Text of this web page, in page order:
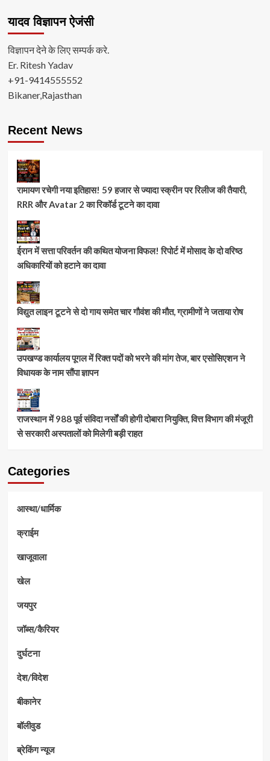
यादव विज्ञापन ऐजंसी
विज्ञापन देने के लिए सम्पर्क करे.
Er. Ritesh Yadav
+91-9414555552
Bikaner,Rajasthan
Recent News
रामायण रचेगी नया इतिहास! 59 हजार से ज्यादा स्क्रीन पर रिलीज की तैयारी,
RRR और Avatar 2 का रिकॉर्ड टूटने का दावा
ईरान में सत्ता परिवर्तन की कथित योजना विफल! रिपोर्ट में मोसाद के दो वरिष्ठ
अधिकारियों को हटाने का दावा
विद्युत लाइन टूटने से दो गाय समेत चार गौवंश की मौत, ग्रामीणों ने जताया रोष
उपखण्ड कार्यालय पूगल में रिक्त पदों को भरने की मांग तेज, बार एसोसिएशन ने
विधायक के नाम सौंपा ज्ञापन
राजस्थान में 988 पूर्व संविदा नर्सों की होगी दोबारा नियुक्ति, वित्त विभाग की मंजूरी
से सरकारी अस्पतालों को मिलेगी बड़ी राहत
Categories
आस्था/धार्मिक
क्राईम
खाजूवाला
खेल
जयपुर
जॉब्स/कैरियर
दुर्घटना
देश/विदेश
बीकानेर
बॉलीवुड
ब्रेकिंग न्यूज